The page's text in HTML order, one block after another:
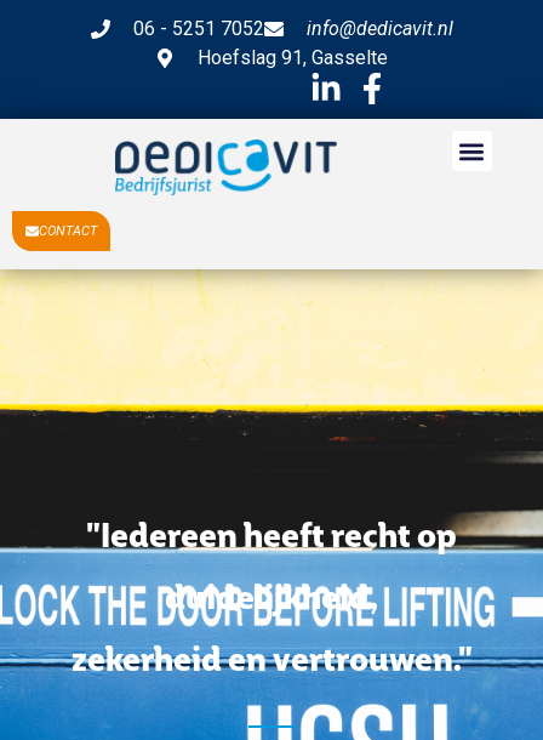
06 - 5251 7052
info@dedicavit.nl
Hoefslag 91, Gasselte
CONTACT
"Iedereen heeft recht op
duidelijkheid,
zekerheid en vertrouwen."